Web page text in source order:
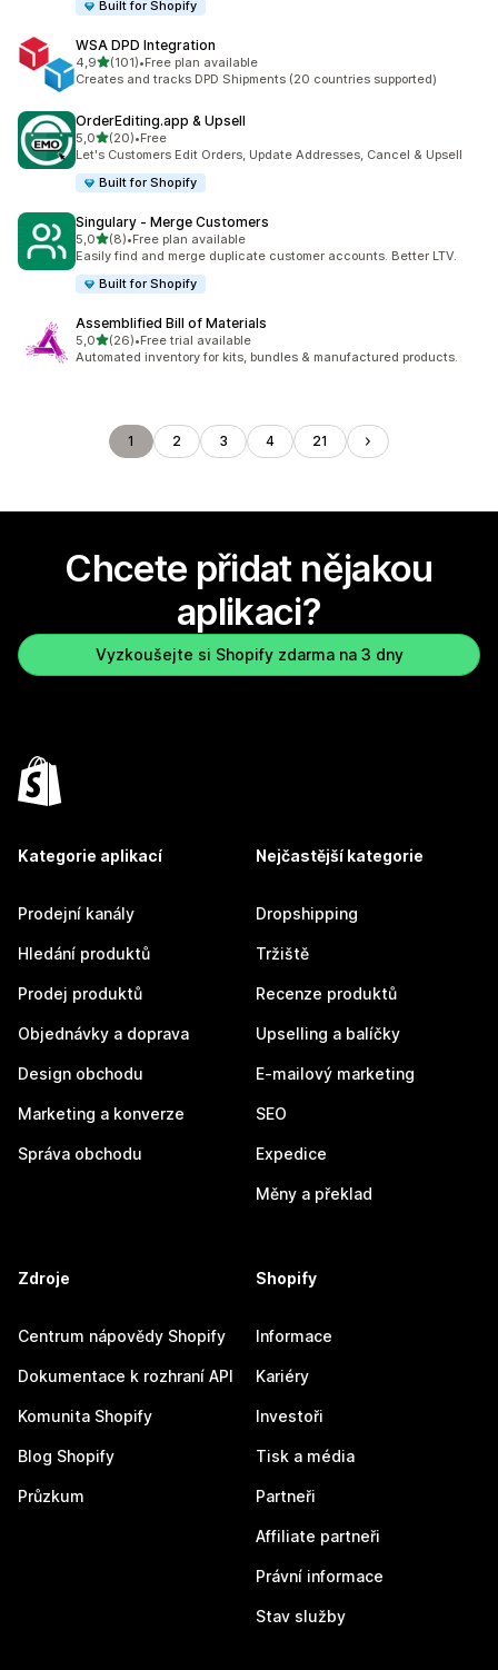
Built for Shopify
WSA DPD Integration
4,9z 5 hvězd
(101)
Celkový počet recenzí: 101
•Free plan available
Creates and tracks DPD Shipments (20 countries supported)
OrderEditing.app & Upsell
5,0z 5 hvězd
(20)
Celkový počet recenzí: 20
•Free
Let's Customers Edit Orders, Update Addresses, Cancel & Upsell
Built for Shopify
Singulary ‑ Merge Customers
5,0z 5 hvězd
(8)
Celkový počet recenzí: 8
•Free plan available
Easily find and merge duplicate customer accounts. Better LTV.
Built for Shopify
Assemblified Bill of Materials
5,0z 5 hvězd
(26)
Celkový počet recenzí: 26
•Free trial available
Automated inventory for kits, bundles & manufactured products.
1 2 3 4 21
Chcete přidat nějakou
aplikaci?
Vyzkoušejte si Shopify zdarma na 3 dny
Kategorie aplikací
Prodejní kanály
Hledání produktů
Prodej produktů
Objednávky a doprava
Design obchodu
Marketing a konverze
Správa obchodu
Nejčastější kategorie
Dropshipping
Tržiště
Recenze produktů
Upselling a balíčky
E-mailový marketing
SEO
Expedice
Měny a překlad
Zdroje
Centrum nápovědy Shopify
Dokumentace k rozhraní API
Komunita Shopify
Blog Shopify
Průzkum
Shopify
Informace
Kariéry
Investoři
Tisk a média
Partneři
Affiliate partneři
Právní informace
Stav služby